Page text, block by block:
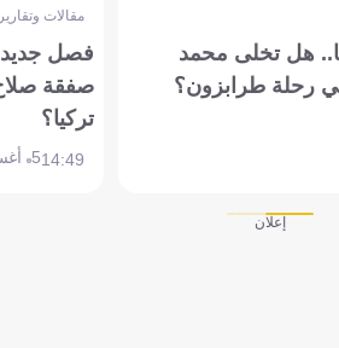
هل تخلى محمد
رحلة طرابزون؟
مقالات
فصل جديد
صفقة
تركيا؟
14:495 أغسطس 2026
إعلان